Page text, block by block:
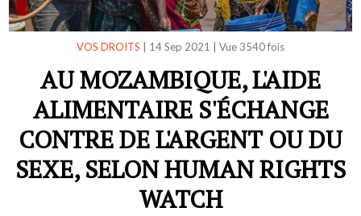
VOS DROITS 14 Sep 2021 Vue 3540 fois
AU MOZAMBIQUE, L'AIDE
ALIMENTAIRE S'ÉCHANGE
CONTRE DE L'ARGENT OU DU
SEXE, SELON HUMAN RIGHTS
WATCH